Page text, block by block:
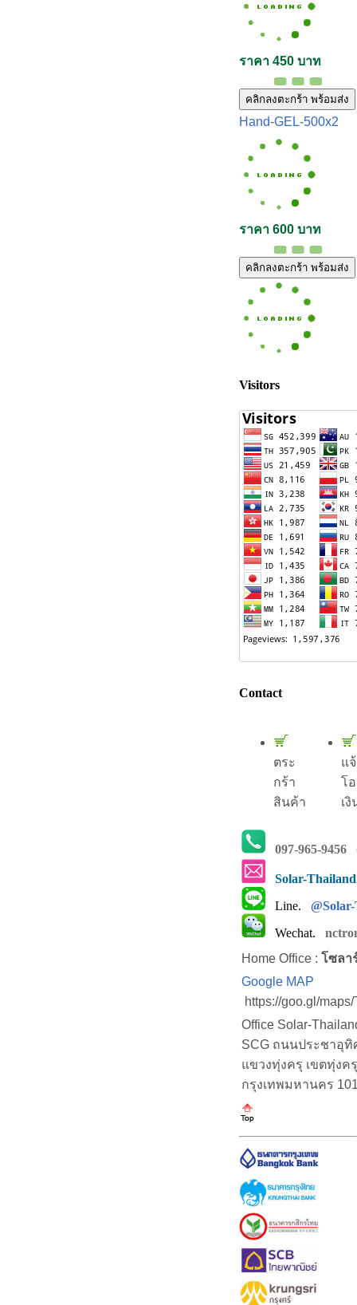
ราคา 450 บาท
คลิกลงตะกร้า พร้อมส่ง
Hand-GEL-500x2
ราคา 600 บาท
คลิกลงตะกร้า พร้อมส่ง
Visitors
Contact
ตระ
กร้า
สินค้า
แ
โ
เงิ
097-965-9456
Solar-
Line.
Wechat.
Home Office : โซลา
Google MAP
https://goo.gl/
Office Solar-
SCG ถนนประชาอุทิ
แขวงทุ่งครุ เขตทุ่งครุ
กรุงเทพมหานคร